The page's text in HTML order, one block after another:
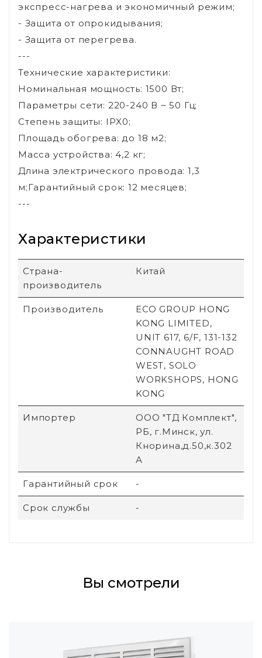
экспресс-нагрева и экономичный режим;
- Защита от опрокидывания;
- Защита от перегрева.
---
Технические характеристики:
Номинальная мощность: 1500 Вт;
Параметры сети: 220-240 В ~ 50 Гц;
Степень защиты: IPX0;
Площадь обогрева: до 18 м2;
Масса устройства: 4,2 кг;
Длина электрического провода: 1,3
м;Гарантийный срок: 12 месяцев;
---
Характеристики
Страна-
производитель
Китай
Производитель
ECO GROUP HONG
KONG LIMITED,
UNIT 617, 6/F, 131-132
CONNAUGHT ROAD
WEST, SOLO
WORKSHOPS, HONG
KONG
Импортер
ООО "ТД Комплект",
РБ, г.Минск, ул.
Кнорина,д.50,к.302
А
Гарантийный срок -
Срок службы -
Вы смотрели